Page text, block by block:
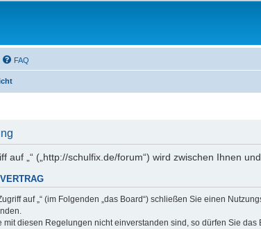
FAQ
auf „“ („http://schulfix.de/forum“) wird zwischen Ihnen
auf „“ (im Folgenden „das Board“) schließen Sie einen
mit diesen Regelungen nicht einverstanden sind, so dürfen Sie